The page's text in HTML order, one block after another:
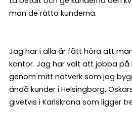
man de rätta kunderna.
Jag har i alla år fått höra att
kontor. Jag har valt att jobba
genom mitt nätverk som jag
ändå kunder i Helsingborg,
givetvis i Karlskrona som ligger